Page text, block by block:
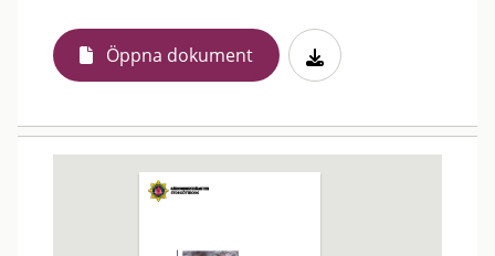
Öppna dokument